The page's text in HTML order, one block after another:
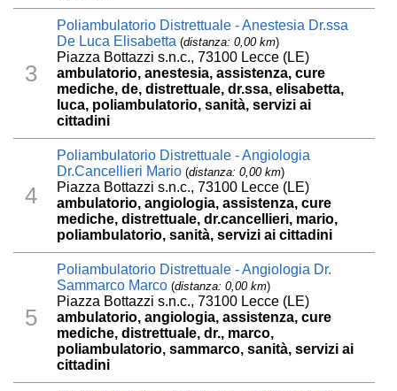
3
Poliambulatorio Distrettuale - Anestesia Dr.ssa
De Luca Elisabetta (distanza: 0,00 km)
Piazza Bottazzi s.n.c., 73100 Lecce (LE)
ambulatorio, anestesia, assistenza, cure
mediche, de, distrettuale, dr.ssa, elisabetta,
luca, poliambulatorio, sanità, servizi ai
cittadini
4
Poliambulatorio Distrettuale - Angiologia
Dr.Cancellieri Mario (distanza: 0,00 km)
Piazza Bottazzi s.n.c., 73100 Lecce (LE)
ambulatorio, angiologia, assistenza, cure
mediche, distrettuale, dr.cancellieri, mario,
poliambulatorio, sanità, servizi ai cittadini
5
Poliambulatorio Distrettuale - Angiologia Dr.
Sammarco Marco (distanza: 0,00 km)
Piazza Bottazzi s.n.c., 73100 Lecce (LE)
ambulatorio, angiologia, assistenza, cure
mediche, distrettuale, dr., marco,
poliambulatorio, sammarco, sanità, servizi ai
cittadini